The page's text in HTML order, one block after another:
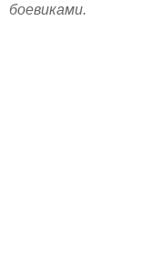
боевиками.